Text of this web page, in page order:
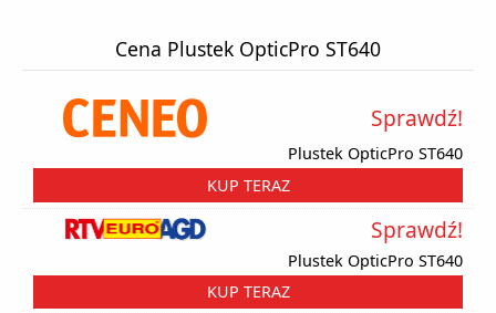
Cena Plustek OpticPro ST640
Plustek OpticPro ST640
Sprawdź!
KUP TERAZ
Plustek OpticPro ST640
Sprawdź!
KUP TERAZ